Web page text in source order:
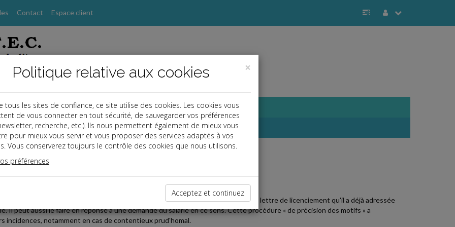
Contact Espace client
07-22
A POSTERIORI LE MOTIF D'UN LICENCIEMENT
peut prendre l'initiative de préciser le motif de licenciement indiqué dans une lettre de licenciement qu'il a déjà adressée
Il peut aussi le faire en réponse à une demande du salarié en ce sens. Cette procédure « de précision des motifs » a
incidences, notamment en cas de contentieux prud'homal.
×
Politique relative aux cookies
tous les sites de confiance, ce site utilise des cookies. Les cookies vous
de vous connecter en tout sécurité, de sauvegarder vos préférences
recherche, etc.). Ils nous permettent également de mieux vous
pour mieux vous servir et vous proposer des services adaptés à vos
Vous conserverez toujours le contrôle des cookies que nous utilisons.
préférences
Acceptez et continuez